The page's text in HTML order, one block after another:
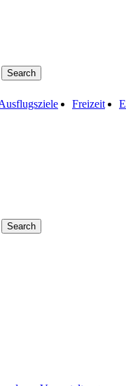
Search
Freizeit
Search